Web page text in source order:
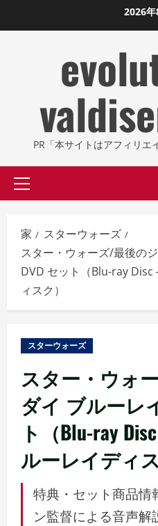
ン
2026年
PR「本サイトはアフィリエ
プ
イ
マ
リ
メ
ニ
ュ
家
スターウォーズ
スター・ウォーズ/最後の
DVD セット（Blu-ray
ィスク）
スターウォーズ
スター・ウォ
ダイ ブルーレ
ト（Blu-ray
ルーレイディス
特典・セット商品情
ン監督による音声解